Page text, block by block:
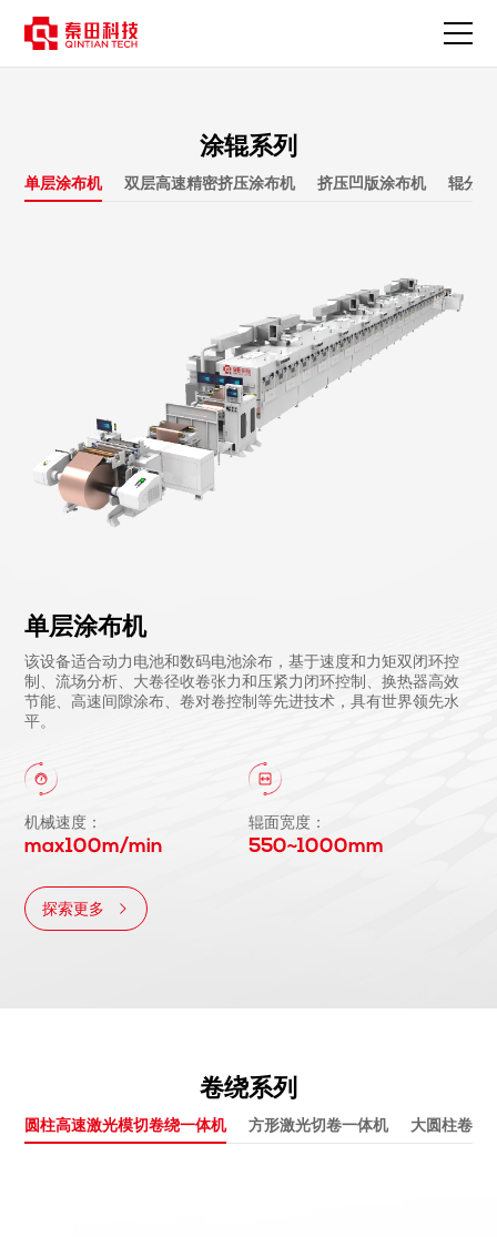
涂辊系列
单层涂布机 双层高速精密挤压涂布机 挤压凹版涂布机 辊分
单层涂布机
该设备适合动力电池和数码电池涂布，基于速度和力矩双闭环控
制、流场分析、大卷径收卷张力和压紧力闭环控制、换热器高效
节能、高速间隙涂布、卷对卷控制等先进技术，具有世界领先水
平。
机械速度：
max100m/min
辊面宽度：
550~1000mm
探索更多
卷绕系列
圆柱高速激光模切卷绕一体机 方形激光切卷一体机 大圆柱卷绕